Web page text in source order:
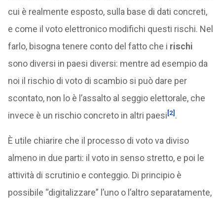
cui è realmente esposto, sulla base di dati concreti,
e come il voto elettronico modifichi questi rischi. Nel
farlo, bisogna tenere conto del fatto che i rischi
sono diversi in paesi diversi: mentre ad esempio da
noi il rischio di voto di scambio si può dare per
scontato, non lo è l’assalto al seggio elettorale, che
invece è un rischio concreto in altri paesi[2] .
È utile chiarire che il processo di voto va diviso
almeno in due parti: il voto in senso stretto, e poi le
attività di scrutinio e conteggio. Di principio è
possibile “digitalizzare” l’uno o l’altro separatamente,